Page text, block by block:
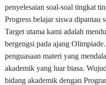
penyelesaian soal-soal tingkat
Progress belajar siswa dipantau
Target utama kami adalah
bergengsi pada ajang
penguasaan materi yang
akademik yang luar biasa.
bidang akademik dengan